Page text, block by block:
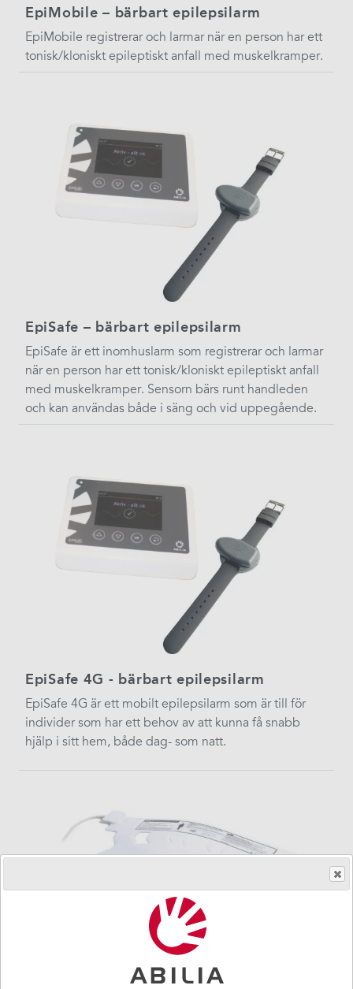
EpiMobile – bärbart epilepsilarm
EpiMobile registrerar och larmar när en person har ett
tonisk/kloniskt epileptiskt anfall med muskelkramper.​
EpiSafe – bärbart epilepsilarm
EpiSafe är ett inomhuslarm som registrerar och larmar
när en person har ett tonisk/kloniskt epileptiskt anfall
med muskelkramper. Sensorn bärs runt handleden
och kan användas både i säng och vid uppegående.
EpiSafe 4G - bärbart epilepsilarm
EpiSafe 4G är ett mobilt epilepsilarm som är till för
individer som har ett behov av att kunna få snabb
hjälp i sitt hem, både dag- som natt.